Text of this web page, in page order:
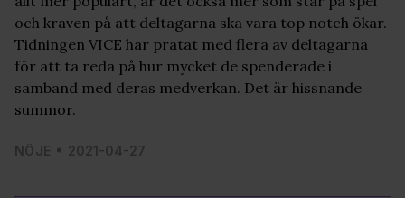
och kraven på att deltagarna ska vara top notch ökar.
Tidningen VICE har pratat med flera av deltagarna
för att ta reda på hur mycket de spenderade i
samband med deras medverkan. Det är hissnande
summor.
NÖJE 2021-04-27